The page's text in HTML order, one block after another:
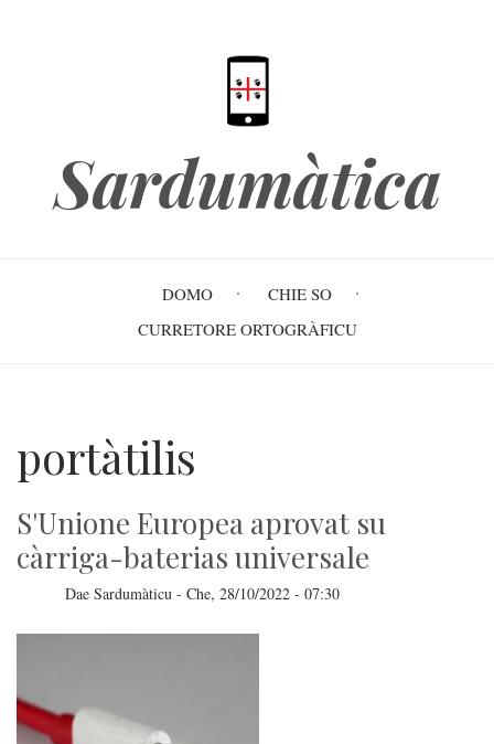
Sardumàtica
navigation
DOMO
CHIE SO
CURRETORE ORTOGRÀFICU
portàtilis
S'Unione Europea aprovat su
càrriga-baterias universale
Dae Sardumàticu - Che, 28/10/2022 - 07:30